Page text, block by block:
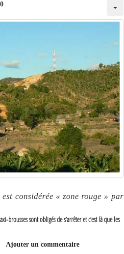
considérée « zone rouge » par
brousses sont obligés de s’arrêter et c’est là que les
Ajouter un commentaire